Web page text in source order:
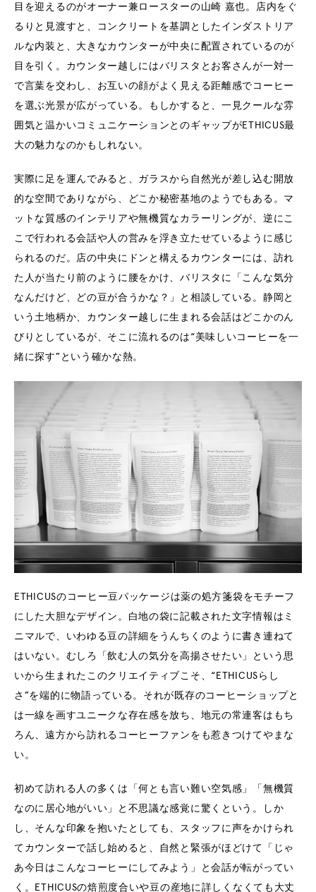
目を迎えるのがオーナー兼ロースターの山崎 嘉也。店内をぐ
るりと見渡すと、コンクリートを基調としたインダストリア
ルな内装と、大きなカウンターが中央に配置されているのが
目を引く。カウンター越しにはバリスタとお客さんが一対一
で言葉を交わし、お互いの顔がよく見える距離感でコーヒー
を選ぶ光景が広がっている。もしかすると、一見クールな雰
囲気と温かいコミュニケーションとのギャップがETHICUS最
大の魅力なのかもしれない。
実際に足を運んでみると、ガラスから自然光が差し込む開放
的な空間でありながら、どこか秘密基地のようでもある。マ
ットな質感のインテリアや無機質なカラーリングが、逆にこ
こで行われる会話や人の営みを浮き立たせているように感じ
られるのだ。店の中央にドンと構えるカウンターには、訪れ
た人が当たり前のように腰をかけ、バリスタに「こんな気分
なんだけど、どの豆が合うかな？」と相談している。静岡と
いう土地柄か、カウンター越しに生まれる会話はどこかのん
びりとしているが、そこに流れるのは“美味しいコーヒーを一
緒に探す”という確かな熱。
ETHICUSのコーヒー豆パッケージは薬の処方箋袋をモチーフ
にした大胆なデザイン。白地の袋に記載された文字情報はミ
ニマルで、いわゆる豆の詳細をうんちくのように書き連ねて
はいない。むしろ「飲む人の気分を高揚させたい」という思
いから生まれたこのクリエイティブこそ、“ETHICUSらし
さ”を端的に物語っている。それが既存のコーヒーショップと
は一線を画すユニークな存在感を放ち、地元の常連客はもち
ろん、遠方から訪れるコーヒーファンをも惹きつけてやまな
い。
初めて訪れる人の多くは「何とも言い難い空気感」「無機質
なのに居心地がいい」と不思議な感覚に驚くという。しか
し、そんな印象を抱いたとしても、スタッフに声をかけられ
てカウンターで話し始めると、自然と緊張がほどけて「じゃ
あ今日はこんなコーヒーにしてみよう」と会話が転がってい
く。ETHICUSの焙煎度合いや豆の産地に詳しくなくても大丈